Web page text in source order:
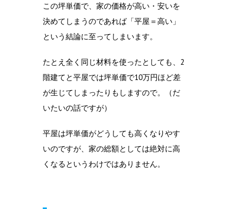
この坪単価で、家の価格が高い・安いを
決めてしまうのであれば「平屋＝高い」
という結論に至ってしまいます。
たとえ全く同じ材料を使ったとしても、2
階建てと平屋では坪単価で10万円ほど差
が生じてしまったりもしますので。（だ
いたいの話ですが）
平屋は坪単価がどうしても高くなりやす
いのですが、家の総額としては絶対に高
くなるというわけではありません。